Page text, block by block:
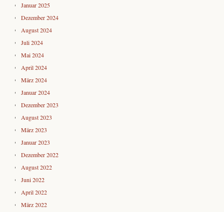
Januar 2025
Dezember 2024
August 2024
Juli 2024
Mai 2024
April 2024
März 2024
Januar 2024
Dezember 2023
August 2023
März 2023
Januar 2023
Dezember 2022
August 2022
Juni 2022
April 2022
März 2022